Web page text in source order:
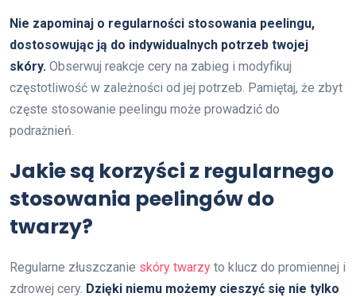
Nie zapominaj o regularności stosowania peelingu,
dostosowując ją do indywidualnych potrzeb twojej
skóry. Obserwuj reakcje cery na zabieg i modyfikuj
częstotliwość w zależności od jej potrzeb. Pamiętaj, że zbyt
częste stosowanie peelingu może prowadzić do
podrażnień.
Jakie są korzyści z regularnego
stosowania peelingów do
twarzy?
Regularne złuszczanie skóry twarzy to klucz do promiennej i
zdrowej cery. Dzięki niemu możemy cieszyć się nie tylko